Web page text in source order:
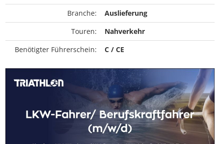
Branche:
Auslieferung
Touren:
Nahverkehr
Benötigter Führerschein:
C / CE